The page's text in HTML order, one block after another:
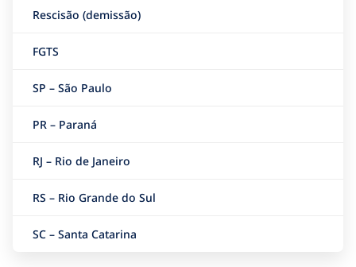
Rescisão (demissão)
FGTS
SP – São Paulo
PR – Paraná
RJ – Rio de Janeiro
RS – Rio Grande do Sul
SC – Santa Catarina